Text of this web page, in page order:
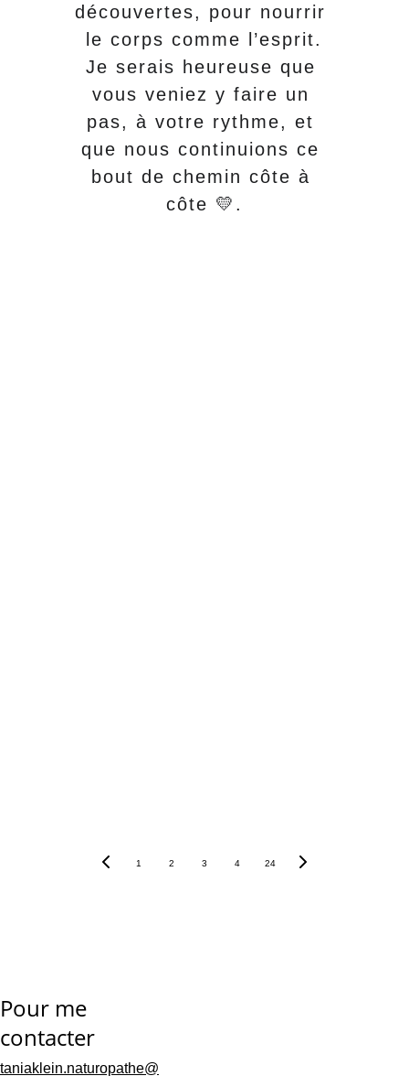
découvertes, pour nourrir
le corps comme l’esprit.
Je serais heureuse que
vous veniez y faire un
pas, à votre rythme, et
que nous continuions ce
bout de chemin côte à
côte 💛.
1 2 3 4 24
Pour me
contacter
taniaklein.naturopathe@